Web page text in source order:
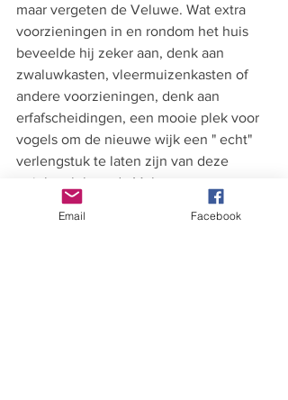
maar vergeten de Veluwe. Wat extra
voorzieningen in en rondom het huis
beveelde hij zeker aan, denk aan
zwaluwkasten, vleermuizenkasten of
andere voorzieningen, denk aan
erfafscheidingen, een mooie plek voor
vogels om de nieuwe wijk een " echt"
verlengstuk te laten zijn van deze
unieke plek op de Veluwe.
Coen is nog een aantal weken
Email Facebook